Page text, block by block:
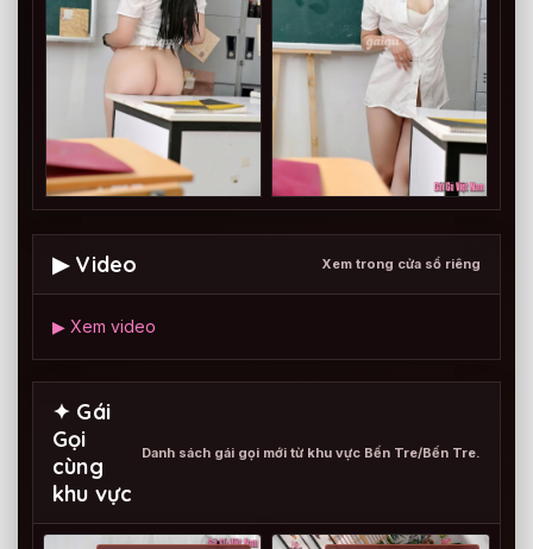
▶ Video Xem trong cửa sổ riêng
▶ Xem video
✦ Gái
Gọi
cùng
khu vực
Danh sách gái gọi mới từ khu vực Bến Tre/Bến Tre.